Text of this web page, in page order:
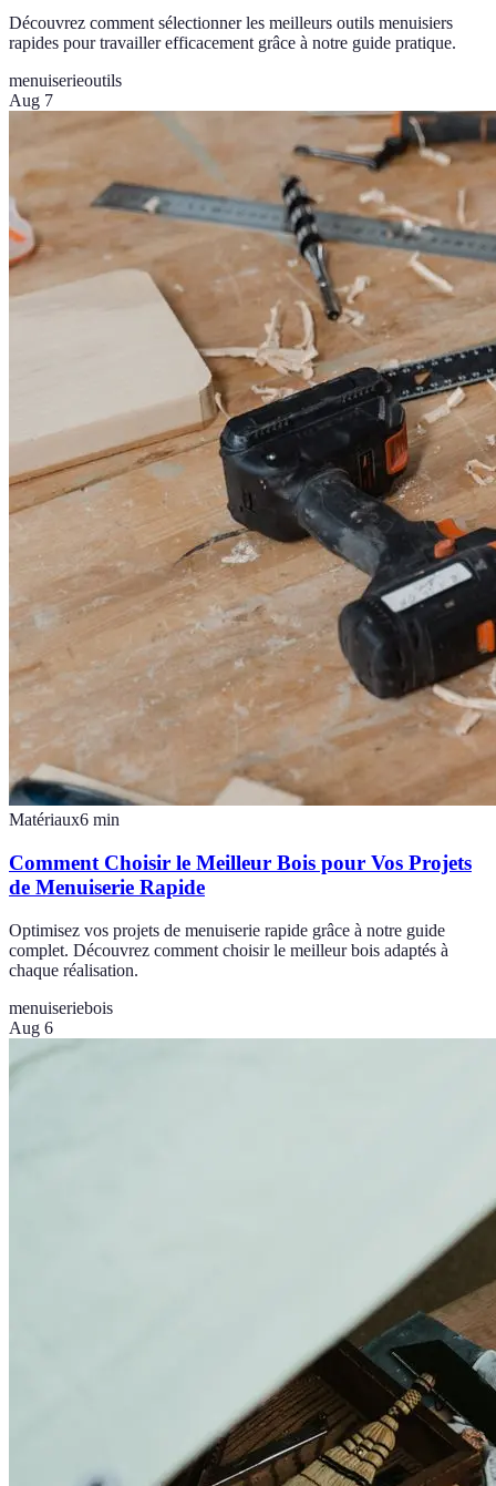
Découvrez comment sélectionner les meilleurs outils menuisiers
rapides pour travailler efficacement grâce à notre guide pratique.
menuiserieoutils
Aug 7
Matériaux6 min
Comment Choisir le Meilleur Bois pour Vos Projets
de Menuiserie Rapide
Optimisez vos projets de menuiserie rapide grâce à notre guide
complet. Découvrez comment choisir le meilleur bois adaptés à
chaque réalisation.
menuiseriebois
Aug 6